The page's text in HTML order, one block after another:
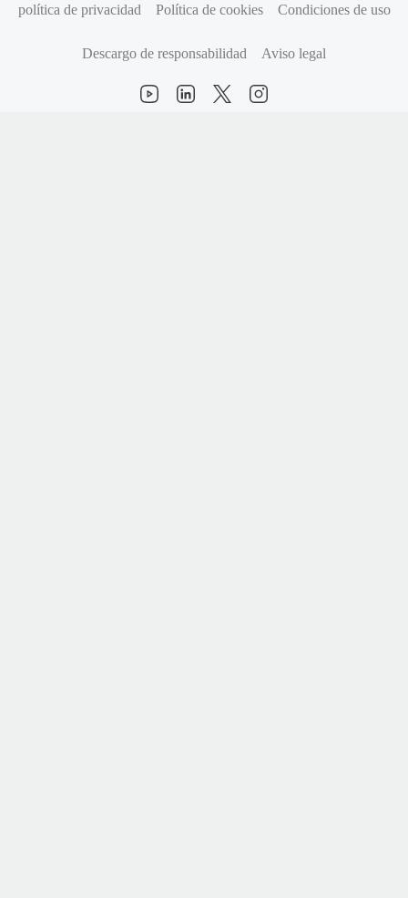
política de privacidad
Política de cookies Condiciones de uso
Descargo de responsabilidad Aviso legal